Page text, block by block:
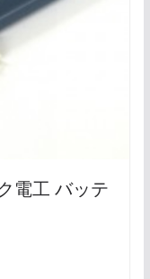
電工 バッテ